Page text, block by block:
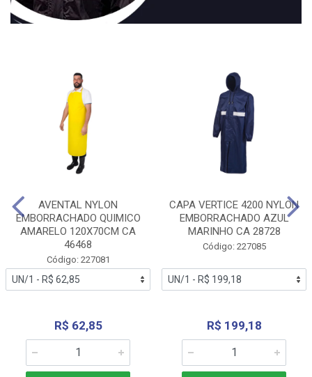
AVENTAL NYLON
EMBORRACHADO QUIMICO
AMARELO 120X70CM CA
46468
Código: 227081
R$ 62,85
CAPA VERTICE 4200 NYLON
EMBORRACHADO AZUL
MARINHO CA 28728
Código: 227085
R$ 199,18